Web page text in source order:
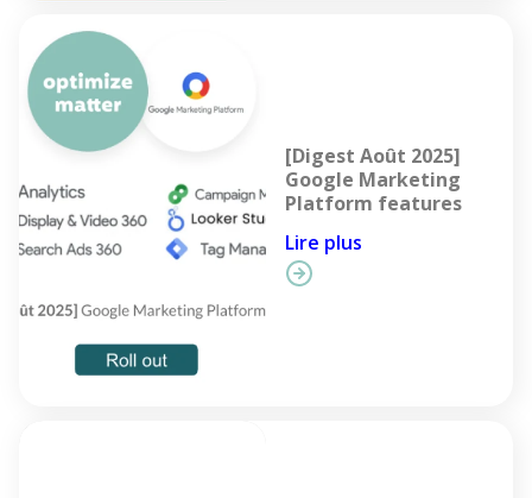
[Digest Août 2025]
Google Marketing
Platform features
Lire plus